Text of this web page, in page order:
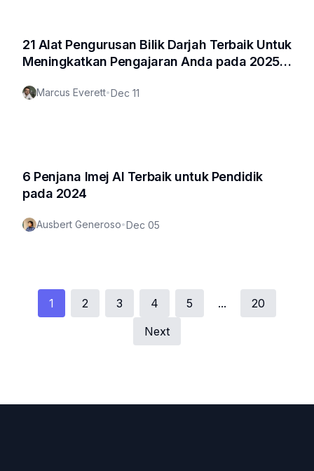
21 Alat Pengurusan Bilik Darjah Terbaik Untuk
Meningkatkan Pengajaran Anda pada 2025
Marcus Everett•Dec 11
6 Penjana Imej AI Terbaik untuk Pendidik
pada 2024
Ausbert Generoso•Dec 05
1 2 3 4 5 ...
20
Next